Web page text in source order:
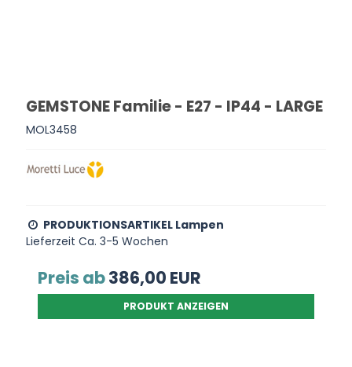
GEMSTONE Familie - E27 - IP44 - LARGE
MOL3458
PRODUKTIONSARTIKEL Lampen
Lieferzeit Ca. 3-5 Wochen
Preis ab386,00 EUR
PRODUKT ANZEIGEN